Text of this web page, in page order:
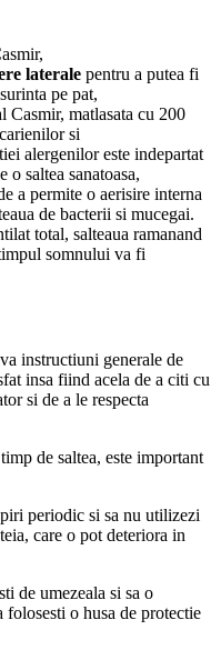
laterale pentru a putea fi
pe pat,
Casmir, matlasata cu 200
si
alergenilor este indepartat
o saltea sanatoasa,
a permite o aerisire interna
de bacterii si mucegai.
total, salteaua ramanand
somnului va fi
instructiuni generale de
insa fiind acela de a citi cu
si de a le respecta
de saltea, este important
periodic si sa nu utilizezi
care o pot deteriora in
de umezeala si sa o
folosesti o husa de protectie